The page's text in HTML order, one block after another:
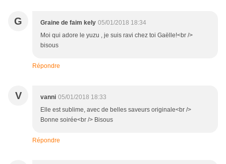
G Graine de faim kely 05/01/2018 18:34
Moi qui adore le yuzu , je suis ravi chez toi Gaëlle!<br />
bisous
Répondre
V vanni 05/01/2018 18:33
Elle est sublime, avec de belles saveurs originale<br />
Bonne soirée<br /> Bisous
Répondre